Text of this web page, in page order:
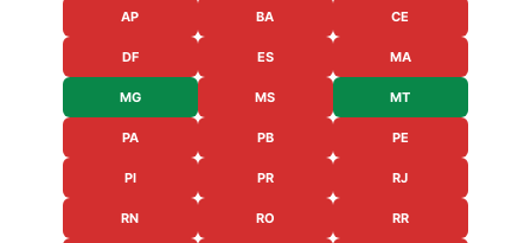
AP BA CE
DF ES MA
MG MS MT
PA PB PE
PI PR RJ
RN RO RR